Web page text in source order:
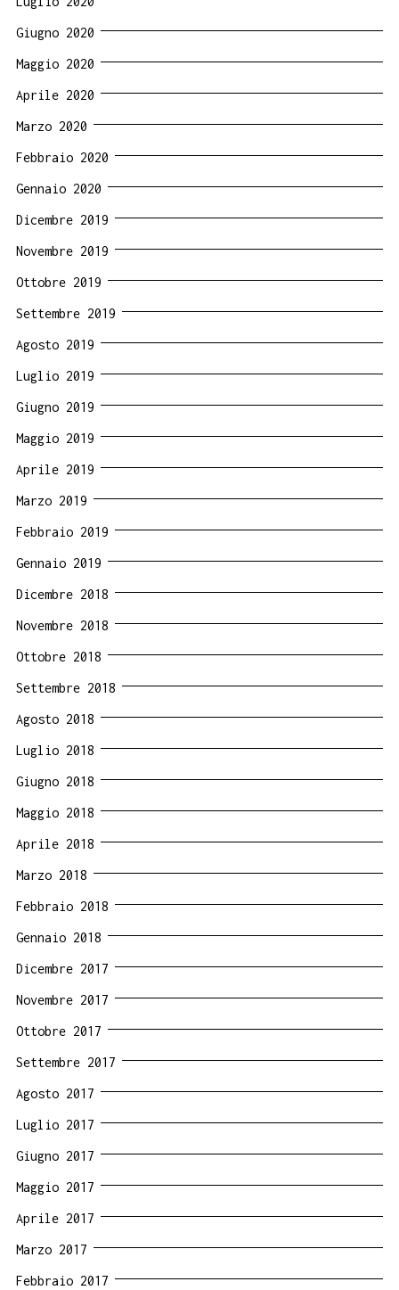
Giugno 2020
Maggio 2020
Aprile 2020
Marzo 2020
Febbraio 2020
Gennaio 2020
Dicembre 2019
Novembre 2019
Ottobre 2019
Settembre 2019
Agosto 2019
Luglio 2019
Giugno 2019
Maggio 2019
Aprile 2019
Marzo 2019
Febbraio 2019
Gennaio 2019
Dicembre 2018
Novembre 2018
Ottobre 2018
Settembre 2018
Agosto 2018
Luglio 2018
Giugno 2018
Maggio 2018
Aprile 2018
Marzo 2018
Febbraio 2018
Gennaio 2018
Dicembre 2017
Novembre 2017
Ottobre 2017
Settembre 2017
Agosto 2017
Luglio 2017
Giugno 2017
Maggio 2017
Aprile 2017
Marzo 2017
Febbraio 2017